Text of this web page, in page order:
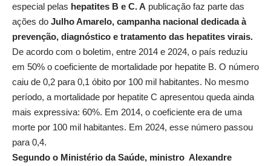
especial pelas hepatites B e C. A publicação faz parte das
ações do Julho Amarelo, campanha nacional dedicada à
prevenção, diagnóstico e tratamento das hepatites virais.
De acordo com o boletim, entre 2014 e 2024, o país reduziu
em 50% o coeficiente de mortalidade por hepatite B. O número
caiu de 0,2 para 0,1 óbito por 100 mil habitantes. No mesmo
período, a mortalidade por hepatite C apresentou queda ainda
mais expressiva: 60%. Em 2014, o coeficiente era de uma
morte por 100 mil habitantes. Em 2024, esse número passou
para 0,4.
Segundo o Ministério da Saúde, ministro Alexandre